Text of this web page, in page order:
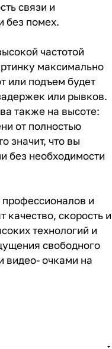
связи и
без помех.
частотой
максимально
или подъем будет
или рывков.
также на высоте:
от полностью
значит, что вы
без необходимости
и
качество, скорость и
технологий и
свободного
видео- очками на